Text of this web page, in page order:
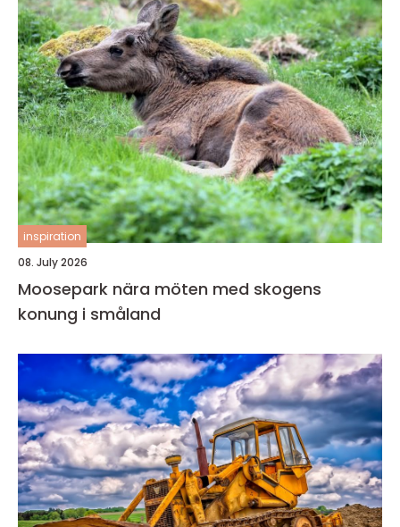
inspiration
08. July 2026
Moosepark nära möten med skogens
konung i småland